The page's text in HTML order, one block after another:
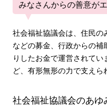
みなさんからの善意が
社会福祉協議会は、住民の
などの募金、行政からの
りしたお金で運営されて
ど、有形無形の力で支えら
社会福祉協議会のあゆ